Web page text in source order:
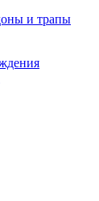
и трапы